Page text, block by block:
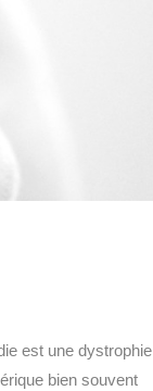
est une dystrophie
bien souvent